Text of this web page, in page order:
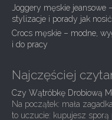
t
i
o
n
Joggery męskie jeansowe
stylizacje i porady jak nosić
Crocs męskie – modne,
i do pracy
Najczęściej
Czy Wątróbkę Drobiową
Na początek: mała
to uczucie: kupujesz